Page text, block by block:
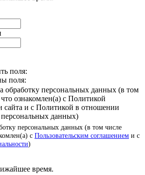
поля:
поля:
обработку персональных данных (в том
ознакомлен(а) с Политикой
сайта и с Политикой в отношении
данных)
персональных данных (в том числе
с Пользовательским соглашением и с
)
время.